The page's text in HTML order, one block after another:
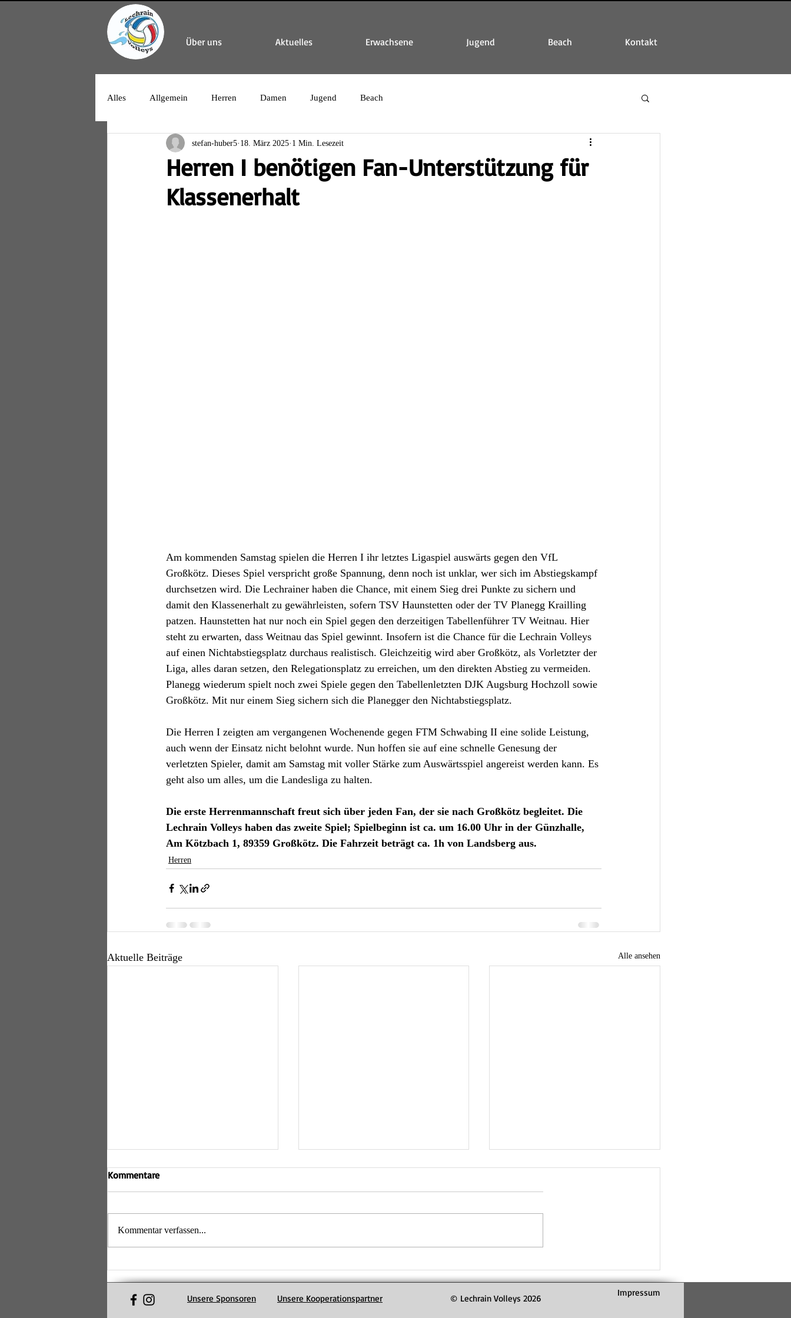
Über uns Aktuelles Erwachsene Jugend Beach Kontakt
Alles Allgemein Herren Damen Jugend Beach
Herren I benötigen Fan-Unterstützung für
Klassenerhalt
stefan-huber5 18. März 2025 1 Min. Lesezeit
Am kommenden Samstag spielen die Herren I ihr letztes Ligaspiel auswärts gegen den VfL
Großkötz. Dieses Spiel verspricht große Spannung, denn noch ist unklar, wer sich im Abstiegskampf
durchsetzen wird. Die Lechrainer haben die Chance, mit einem Sieg drei Punkte zu sichern und
damit den Klassenerhalt zu gewährleisten, sofern TSV Haunstetten oder der TV Planegg Krailling
patzen. Haunstetten hat nur noch ein Spiel gegen den derzeitigen Tabellenführer TV Weitnau. Hier
steht zu erwarten, dass Weitnau das Spiel gewinnt. Insofern ist die Chance für die Lechrain Volleys
auf einen Nichtabstiegsplatz durchaus realistisch. Gleichzeitig wird aber Großkötz, als Vorletzter der
Liga, alles daran setzen, den Relegationsplatz zu erreichen, um den direkten Abstieg zu vermeiden.
Planegg wiederum spielt noch zwei Spiele gegen den Tabellenletzten DJK Augsburg Hochzoll sowie
Großkötz. Mit nur einem Sieg sichern sich die Planegger den Nichtabstiegsplatz.
Die Herren I zeigten am vergangenen Wochenende gegen FTM Schwabing II eine solide Leistung,
auch wenn der Einsatz nicht belohnt wurde. Nun hoffen sie auf eine schnelle Genesung der
verletzten Spieler, damit am Samstag mit voller Stärke zum Auswärtsspiel angereist werden kann. Es
geht also um alles, um die Landesliga zu halten.
Die erste Herrenmannschaft freut sich über jeden Fan, der sie nach Großkötz begleitet. Die
Lechrain Volleys haben das zweite Spiel; Spielbeginn ist ca. um 16.00 Uhr in der Günzhalle,
Am Kötzbach 1, 89359 Großkötz. Die Fahrzeit beträgt ca. 1h von Landsberg aus.
Herren
Aktuelle Beiträge Alle ansehen
Relegation
um den Aufstieg am 19. April
Abschluss - Platz 4
Kommentare
Kommentar verfassen...
Unsere Sponsoren Unsere Kooperationspartner © Lechrain Volleys 2026
Impressum